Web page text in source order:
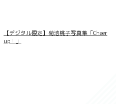
【デジタル限定】菊池桃子写真集「Cheer
up！」